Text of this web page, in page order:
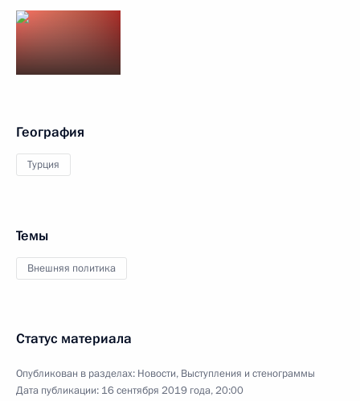
География
Турция
Темы
Внешняя политика
Статус материала
Опубликован в разделах: Новости, Выступления и стенограммы
Дата публикации: 16 сентября 2019 года, 20:00